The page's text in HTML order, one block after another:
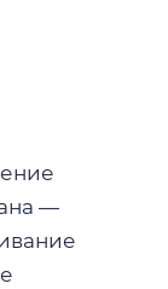
—